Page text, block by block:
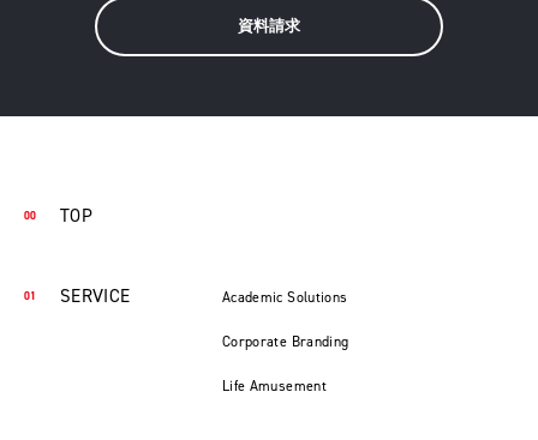
資料請求
TOP
SERVICE Academic Solutions
Corporate Branding
Life Amusement